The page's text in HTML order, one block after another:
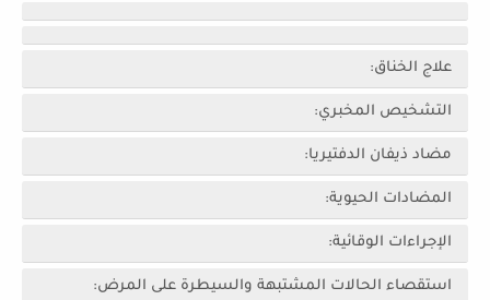
علاج الخناق:
التشخيص المخبري:
مضاد ذيفان الدفتيريا:
المضادات الحيوية:
الإجراءات الوقائية:
استقصاء الحالات المشتبهة والسيطرة على المرض: